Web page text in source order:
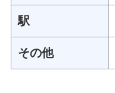
駅
その他